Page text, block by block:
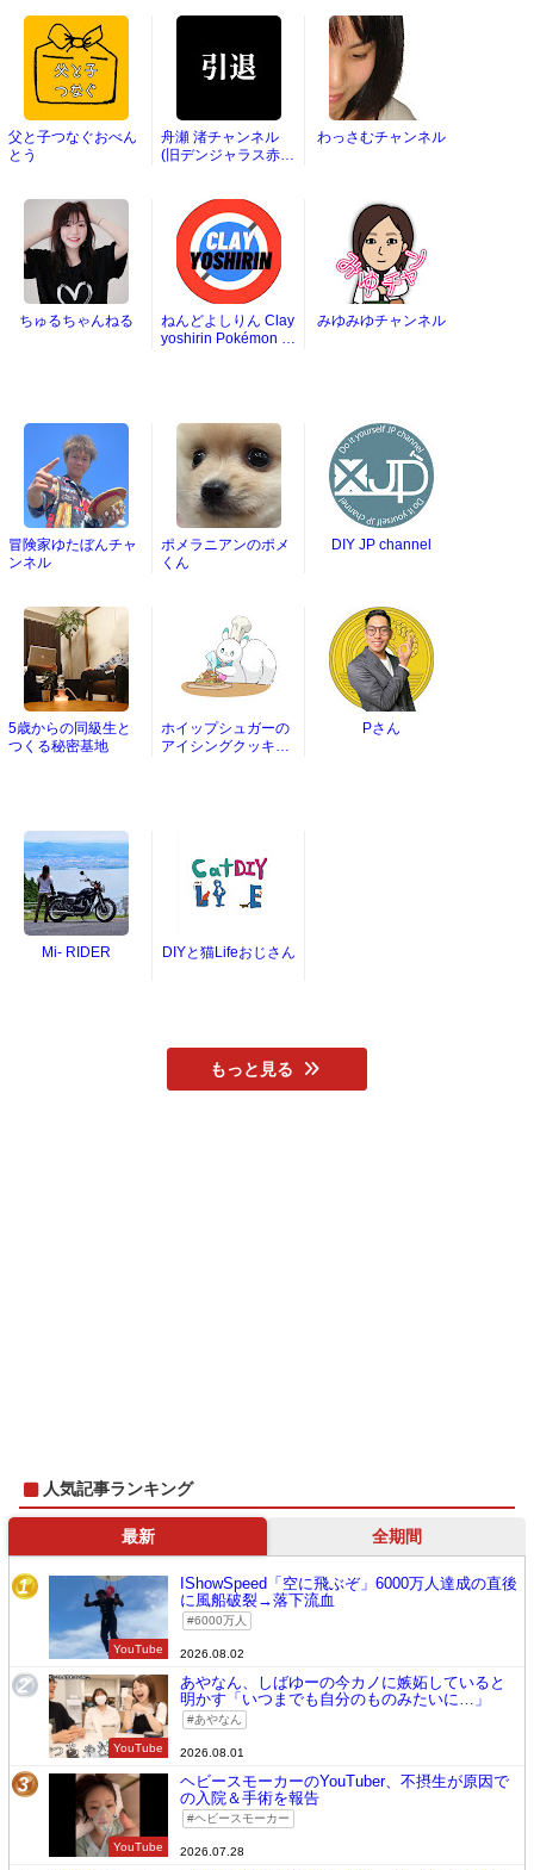
父と子つなぐおべん
とう
舟瀬 渚チャンネル
(旧デンジャラス赤
わっさむチャンネル
ちゅるちゃんねる
ねんどよしりん Clay
yoshirin Pokémon Cl
みゆみゆチャンネル
冒険家ゆたぼんチャ
ンネル
ポメラニアンのポメ
くん
DIY JP channel
5歳からの同級生と
つくる秘密基地
ホイップシュガーの
アイシングクッキー
Pさん
Mi- RIDER DIYと猫Lifeおじさん
もっと見る
人気記事ランキング
最新 全期間
1
YouTube
IShowSpeed「空に飛ぶぞ」6000万人達成の直後
に風船破裂→落下流血
6000万人
2026.08.02
2
YouTube
あやなん、しばゆーの今カノに嫉妬していると
明かす「いつまでも自分のものみたいに…」
あやなん
2026.08.01
3
YouTube
ヘビースモーカーのYouTuber、不摂生が原因で
の入院＆手術を報告
ヘビースモーカー
2026.07.28